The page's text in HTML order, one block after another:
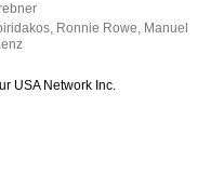
, Ronnie Rowe, Manuel
USA Network Inc.